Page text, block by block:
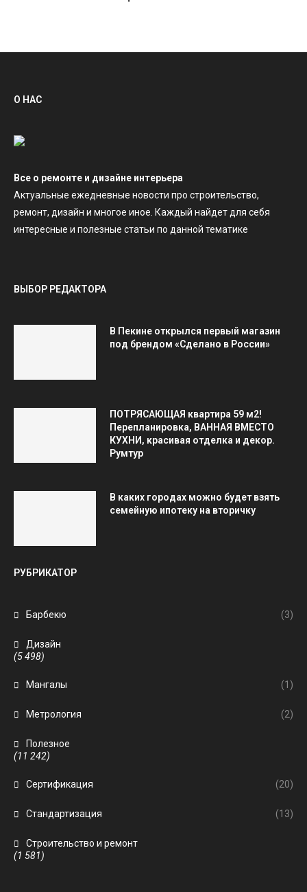
О НАС
Все о ремонте и дизайне интерьера
Актуальные ежедневные новости про строительство,
ремонт, дизайн и многое иное. Каждый найдет для себя
интересные и полезные статьи по данной тематике
ВЫБОР РЕДАКТОРА
В Пекине открылся первый магазин
под брендом «Сделано в России»
ПОТРЯСАЮЩАЯ квартира 59 м2!
Перепланировка, ВАННАЯ ВМЕСТО
КУХНИ, красивая отделка и декор.
Румтур
В каких городах можно будет взять
семейную ипотеку на вторичку
РУБРИКАТОР
Барбекю (3)
Дизайн
(5 498)
Мангалы (1)
Метрология (2)
Полезное
(11 242)
Сертификация (20)
Стандартизация (13)
Строительство и ремонт
(1 581)